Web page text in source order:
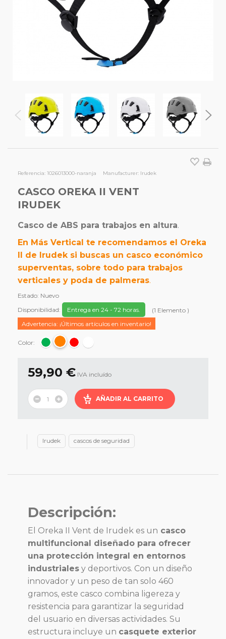
Referencia: 1026013000-naranja Manufacturer: Irudek
CASCO OREKA II VENT
IRUDEK
Casco de ABS para trabajos en altura.
En Más Vertical te recomendamos el Oreka
II de Irudek si buscas un casco económico
superventas, sobre todo para trabajos
verticales y poda de palmeras.
Estado: Nuevo
Disponibilidad:
Entrega en 24 - 72 horas. (1 Elemento )
Advertencia: ¡Últimos artículos en inventario!
Color:
59,90 € IVA incluído
AÑADIR AL CARRITO
Irudek cascos de seguridad
Descripción:
El Oreka II Vent de Irudek es un casco
multifuncional diseñado para ofrecer
una protección integral en entornos
industriales y deportivos. Con un diseño
innovador y un peso de tan solo 460
gramos, este casco combina ligereza y
resistencia para garantizar la seguridad
del usuario en diversas actividades. Su
estructura incluye un casquete exterior